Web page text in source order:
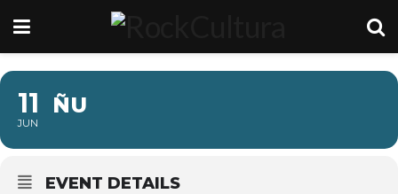
11
JUN
ÑU
EVENT DETAILS